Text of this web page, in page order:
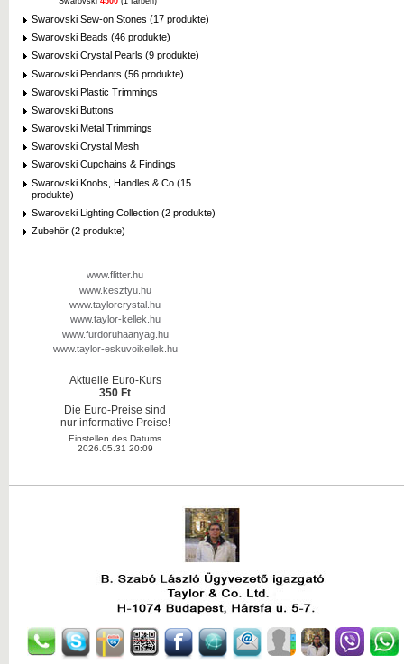
Swarovski Sew-on Stones (17 produkte)
Swarovski Beads (46 produkte)
Swarovski Crystal Pearls (9 produkte)
Swarovski Pendants (56 produkte)
Swarovski Plastic Trimmings
Swarovski Buttons
Swarovski Metal Trimmings
Swarovski Crystal Mesh
Swarovski Cupchains & Findings
Swarovski Knobs, Handles & Co (15
produkte)
Swarovski Lighting Collection (2 produkte)
Zubehör (2 produkte)
www.flitter.hu
www.kesztyu.hu
www.taylorcrystal.hu
www.taylor-kellek.hu
www.furdoruhaanyag.hu
www.taylor-eskuvoikellek.hu
Aktuelle Euro-Kurs
350 Ft
Die Euro-Preise sind
nur informative Preise!
Einstellen des Datums
2026.05.31 20:09